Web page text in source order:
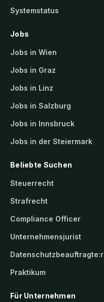
Systemstatus
Jobs
Jobs in Wien
Jobs in Graz
Jobs in Linz
Jobs in Salzburg
Jobs in Innsbruck
Jobs in der Steiermark
Beliebte Suchen
Steuerrecht
Strafrecht
Compliance Officer
Unternehmensjurist
Datenschutzbeauftragte:r
Praktikum
Für Unternehmen